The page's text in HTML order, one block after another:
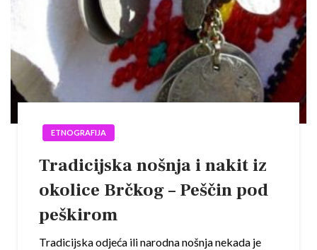
ETNOGRAFIJA
Tradicijska nošnja i nakit iz
okolice Brčkog – Peščin pod
peškirom
Tradicijska odjeća ili narodna nošnja nekada je